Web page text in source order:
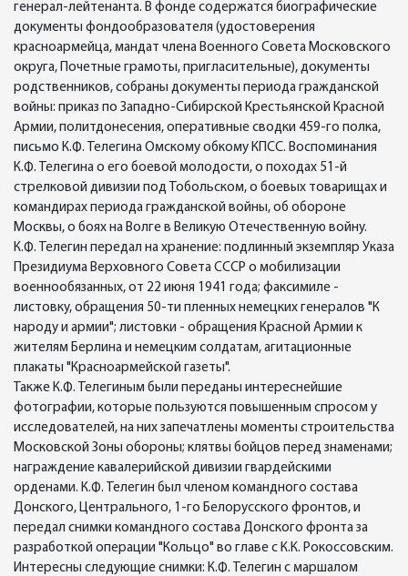
генерал-лейтенанта. В фонде содержатся биографические
документы фондообразователя (удостоверения
красноармейца, мандат члена Военного Совета Московского
округа, Почетные грамоты, пригласительные), документы
родственников, собраны документы периода гражданской
войны: приказ по Западно-Сибирской Крестьянской Красной
Армии, политдонесения, оперативные сводки 459-го полка,
письмо К.Ф. Телегина Омскому обкому КПСС. Воспоминания
К.Ф. Телегина о его боевой молодости, о походах 51-й
стрелковой дивизии под Тобольском, о боевых товарищах и
командирах периода гражданской войны, об обороне
Москвы, о боях на Волге в Великую Отечественную войну.
К.Ф. Телегин передал на хранение: подлинный экземпляр Указа
Президиума Верховного Совета СССР о мобилизации
военнообязанных, от 22 июня 1941 года; факсимиле -
листовку, обращения 50-ти пленных немецких генералов "К
народу и армии"; листовки - обращения Красной Армии к
жителям Берлина и немецким солдатам, агитационные
плакаты "Красноармейской газеты".
Также К.Ф. Телегиным были переданы интереснейшие
фотографии, которые пользуются повышенным спросом у
исследователей, на них запечатлены моменты строительства
Московской Зоны обороны; клятвы бойцов перед знаменами;
награждение кавалерийской дивизии гвардейскими
орденами. К.Ф. Телегин был членом командного состава
Донского, Центрального, 1-го Белорусского фронтов, и
передал снимки командного состава Донского фронта за
разработкой операции "Кольцо" во главе с К.К. Рокоссовским.
Интересны следующие снимки: К.Ф. Телегин с маршалом